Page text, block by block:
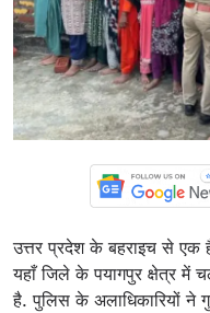
उत्तर प्रदेश के बहराइच से एक
यहाँ जिले के पयागपुर क्षेत्र में
है. पुलिस के अलाधिकारियों ने